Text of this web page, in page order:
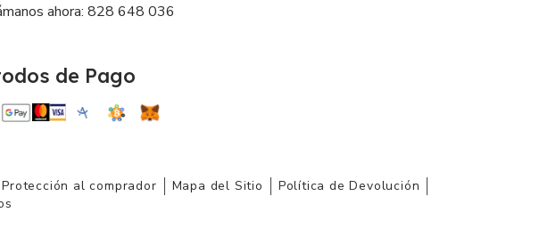
ahora: 828 648 036
de Pago
Protección al comprador Mapa del Sitio
Política de Devolución